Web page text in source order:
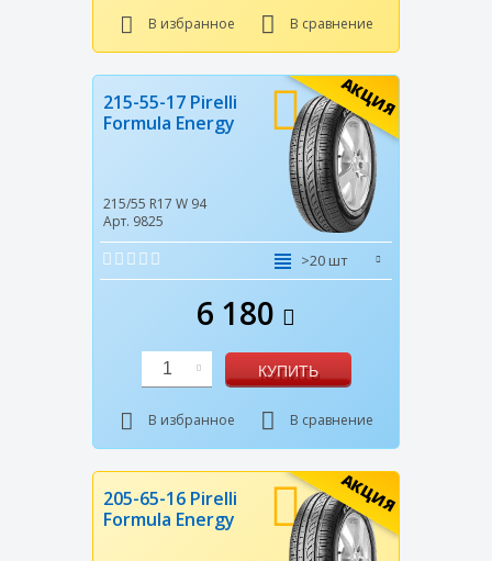
В избранное В сравнение
АКЦИЯ
215-55-17 Pirelli
Formula Energy
215/55 R17 W 94
Арт. 9825
>20 шт
6 180
1 КУПИТЬ
В избранное В сравнение
АКЦИЯ
205-65-16 Pirelli
Formula Energy